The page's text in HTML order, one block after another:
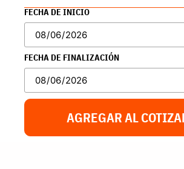
FECHA DE INICIO
FECHA DE FINALIZACIÓN
AGREGAR AL